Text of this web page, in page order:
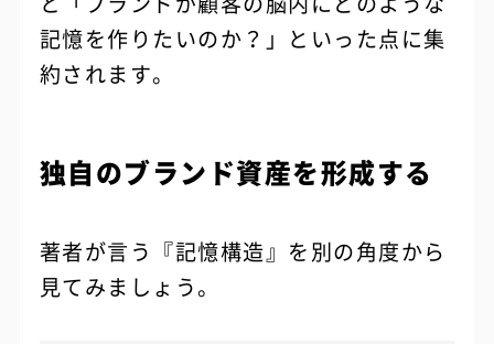
記憶を作りたいのか？」といった点に集
約されます。
独自のブランド資産を形成する
著者が言う『記憶構造』を別の角度から
見てみましょう。